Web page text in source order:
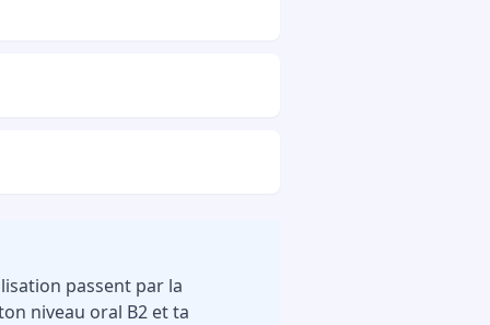
passent par la
niveau oral B2 et ta